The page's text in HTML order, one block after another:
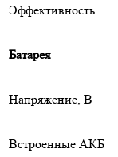
Эффективность
Батарея
Напряжение, В
Встроенные АКБ